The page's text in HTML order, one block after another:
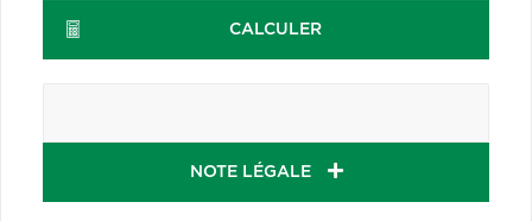
CALCULER
NOTE LÉGALE